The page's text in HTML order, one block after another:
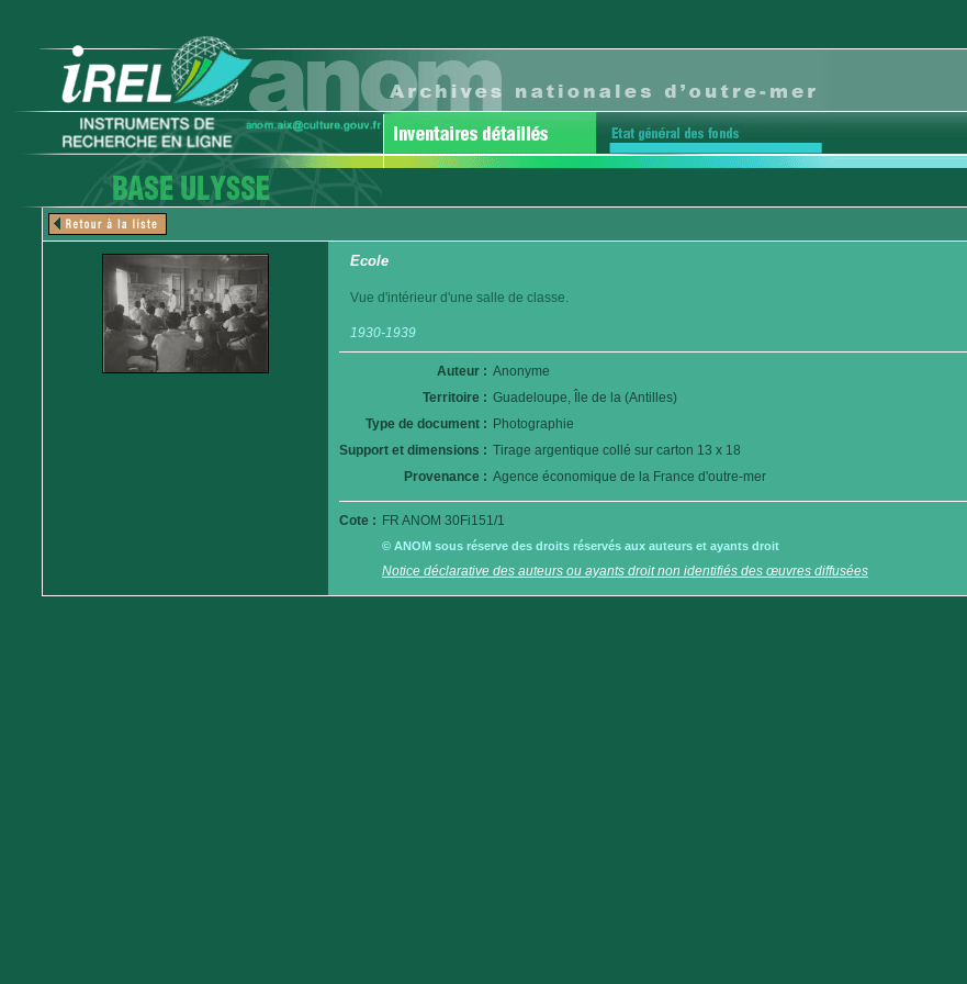
Ecole
Vue d'intérieur d'une salle de classe.
1930-1939
Auteur : Anonyme
Territoire : Guadeloupe, Île de la (Antilles)
Type de document : Photographie
Support et dimensions : Tirage argentique collé sur carton 13 x 18
Provenance : Agence économique de la France d'outre-mer
Cote : FR ANOM 30Fi151/1
© ANOM sous réserve des droits réservés aux auteurs et ayants droit
Notice déclarative des auteurs ou ayants droit non identifiés des œuvres diffusées